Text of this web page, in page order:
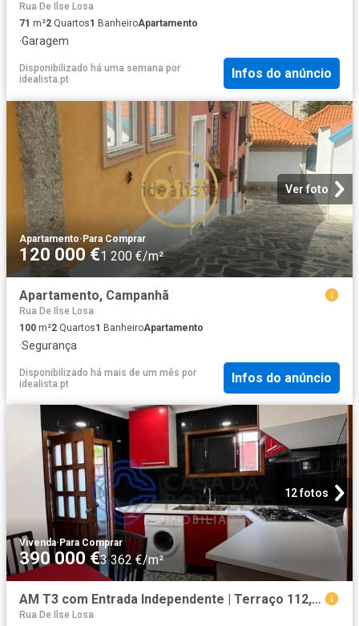
Rua De Ilse Losa
71 m²2 Quartos1 BanheiroApartamento
·Garagem
Disponibilizado há uma semana por
idealista.pt
Infos do anúncio
Ver foto
Apartamento·Para Comprar
120 000 €1 200 €/m²
Apartamento, Campanhã
Rua De Ilse Losa
100 m²2 Quartos1 BanheiroApartamento
·Segurança
Disponibilizado há mais de um mês por
idealista.pt
Infos do anúncio
12 fotos
Vivenda· Para Comprar
390 000 €3 362 €/m²
AM T3 com Entrada Independente | Terraço 112,5 m²| Garagem P. 116m² Campanhã
Rua De Ilse Losa